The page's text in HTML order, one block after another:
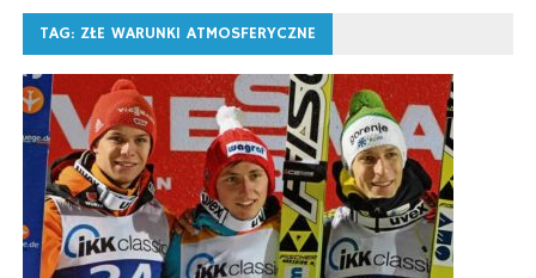
TAG: ZŁE WARUNKI ATMOSFERYCZNE